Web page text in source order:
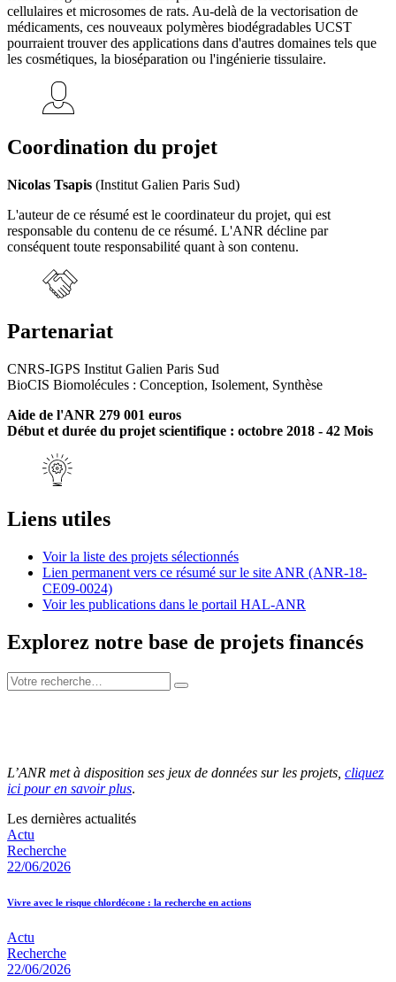
cellulaires et microsomes de rats. Au-delà de la vectorisation de
médicaments, ces nouveaux polymères biodégradables UCST
pourraient trouver des applications dans d'autres domaines tels que
les cosmétiques, la bioséparation ou l'ingénierie tissulaire.
Coordination du projet
Nicolas Tsapis (Institut Galien Paris Sud)
L'auteur de ce résumé est le coordinateur du projet, qui est
responsable du contenu de ce résumé. L'ANR décline par
conséquent toute responsabilité quant à son contenu.
Partenariat
CNRS-IGPS Institut Galien Paris Sud
BioCIS Biomolécules : Conception, Isolement, Synthèse
Aide de l'ANR 279 001 euros
Début et durée du projet scientifique : octobre 2018 - 42 Mois
Liens utiles
Voir la liste des projets sélectionnés
Lien permanent vers ce résumé sur le site ANR (ANR-18-
CE09-0024)
Voir les publications dans le portail HAL-ANR
Explorez notre base de projets financés
L’ANR met à disposition ses jeux de données sur les projets, cliquez
ici pour en savoir plus.
Les dernières actualités
Actu
Recherche
22/06/2026
Vivre avec le risque chlordécone : la recherche en actions
Actu
Recherche
22/06/2026